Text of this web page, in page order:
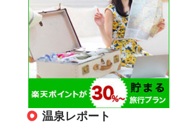
温泉レポート